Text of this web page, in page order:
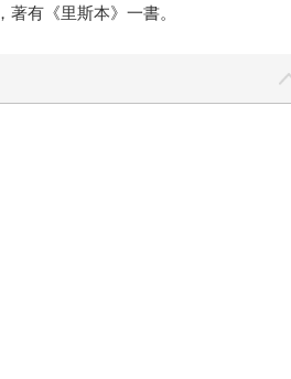
有《里斯本》一書。